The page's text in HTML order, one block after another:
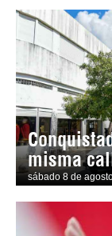
misma
sábado 8 de